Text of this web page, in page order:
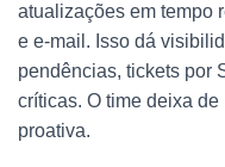
atualizações em tempo
e e-mail. Isso dá
pendências, tickets por
críticas. O time deixa
proativa.